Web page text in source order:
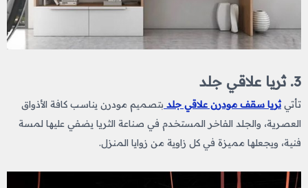
3. ثريا علاقي جلد
تأتي ثريا سقف مودرن علاقي جلد بتصميم مودرن يناسب كافة الأذواق
العصرية، والجلد الفاخر المستخدم في صناعة الثريا يضفي عليها لمسة
فنية، ويجعلها مميزة في كل زاوية من زوايا المنزل.